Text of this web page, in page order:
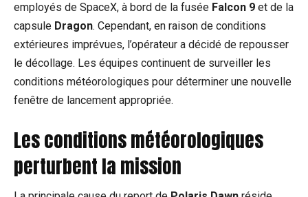
employés de SpaceX, à bord de la fusée Falcon 9 et de la
capsule Dragon. Cependant, en raison de conditions
extérieures imprévues, l’opérateur a décidé de repousser
le décollage. Les équipes continuent de surveiller les
conditions météorologiques pour déterminer une nouvelle
fenêtre de lancement appropriée.
Les conditions météorologiques
perturbent la mission